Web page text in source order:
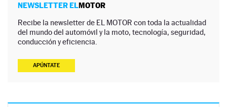
NEWSLETTER ELMOTOR
Recibe la newsletter de EL MOTOR con toda la actualidad
del mundo del automóvil y la moto, tecnología, seguridad,
conducción y eficiencia.
APÚNTATE